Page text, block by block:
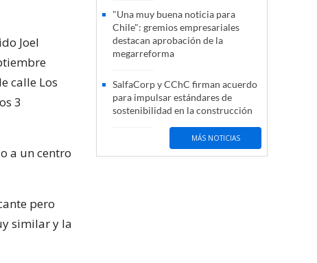
Joel
calle Los
3
a un centro
pero
similar y la
"Una muy buena noticia para
Chile": gremios empresariales
destacan aprobación de la
megarreforma
SalfaCorp y CChC firman acuerdo
para impulsar estándares de
sostenibilidad en la construcción
MÁS NOTICIAS